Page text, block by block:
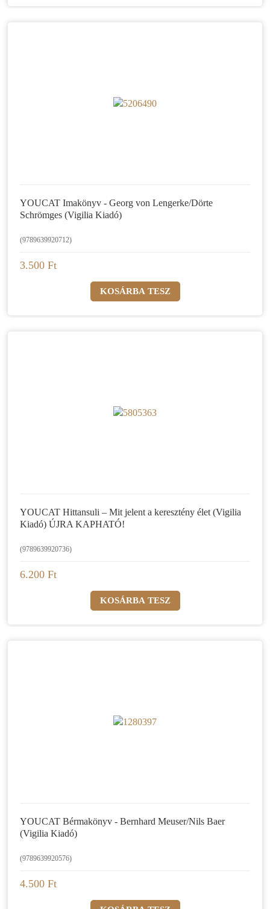
YOUCAT Imakönyv - Georg von Lengerke/Dörte
Schrömges (Vigilia Kiadó)
(9789639920712)
3.500 Ft
YOUCAT Hittansuli – Mit jelent a keresztény élet (Vigilia
Kiadó) ÚJRA KAPHATÓ!
(9789639920736)
6.200 Ft
YOUCAT Bérmakönyv - Bernhard Meuser/Nils Baer
(Vigilia Kiadó)
(9789639920576)
4.500 Ft